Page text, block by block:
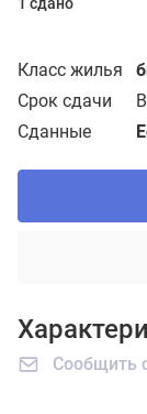
Класс жилья
Срок сдачи
Сданные
Сообщить